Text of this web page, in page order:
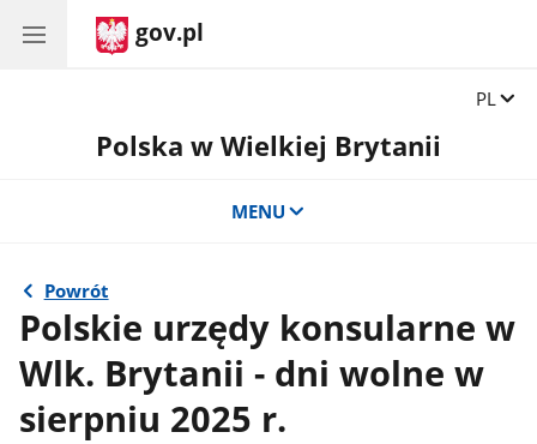
gov.pl
Zmień
PL
Polska w Wielkiej Brytanii
MENU
Powrót
Polskie urzędy konsularne w
Wlk. Brytanii - dni wolne w
sierpniu 2025 r.